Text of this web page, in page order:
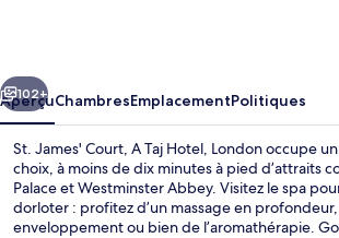
A
Taj
Hotel,
London
Suivant
102+
AperçuChambresEmplacementPolitiques
St. James' Court, A Taj Hotel, London occupe
choix, à moins de dix minutes à pied d’attraits
Palace et Westminster Abbey. Visitez le spa
dorloter : profitez d’un massage en profondeur,
enveloppement ou bien de l’aromathérapie.